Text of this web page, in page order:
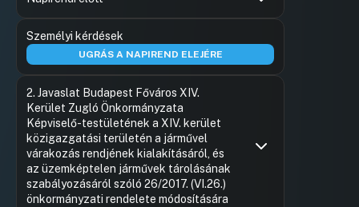
Személyi kérdések
UGRÁS A NAPIREND ELEJÉRE
2. Javaslat Budapest Főváros XIV.
Kerület Zugló Önkormányzata
Képviselő-testületének a XIV. kerület
közigazgatási területén a járművel
várakozás rendjének kialakításáról, és
az üzemképtelen járművek tárolásának
szabályozásáról szóló 26/2017. (VI.26.)
önkormányzati rendelete módosítására